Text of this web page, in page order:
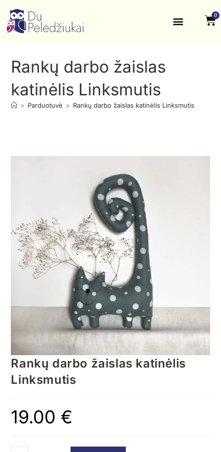
0
Rankų darbo žaislas
katinėlis Linksmutis
> Parduotuvė > Rankų darbo žaislas katinėlis Linksmutis
Rankų darbo žaislas katinėlis
Linksmutis
19.00 €